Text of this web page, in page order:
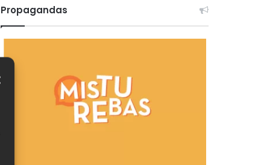
Propagandas